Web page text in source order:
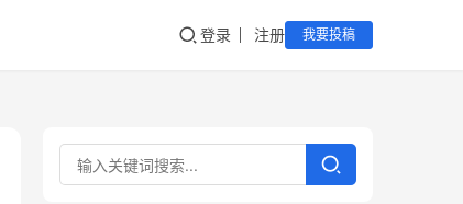
登录 注册 我要投稿